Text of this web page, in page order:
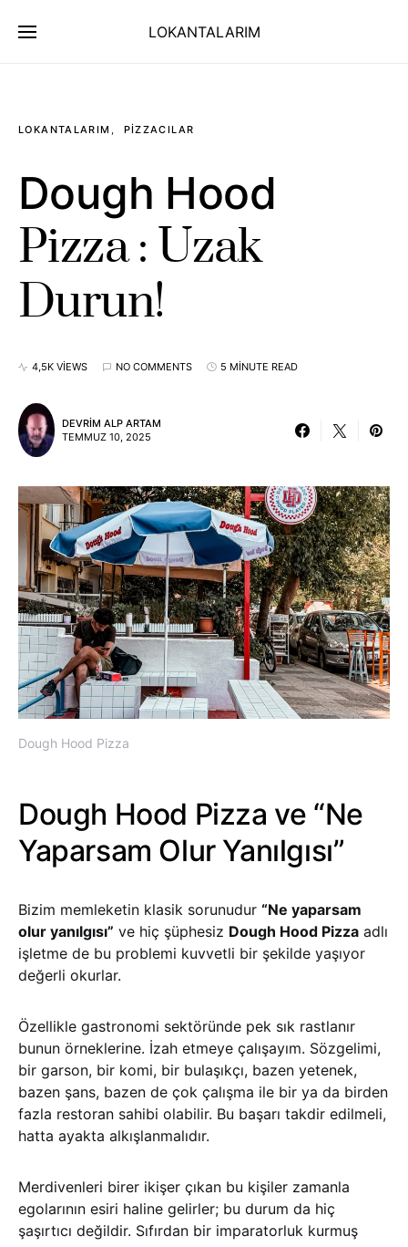
LOKANTALARIM
Dough Hood Pizza
LOKANTALARIM PIZZACILAR
Dough Hood
Pizza : Uzak
Durun!
4,5K VIEWS NO COMMENTS 5 MINUTE READ
DEVRIM ALP ARTAM
TEMMUZ 10, 2025
Dough Hood Pizza ve “Ne
Yaparsam Olur Yanılgısı”
Bizim memleketin klasik sorunudur “Ne yaparsam
olur yanılgısı” ve hiç şüphesiz Dough Hood Pizza adlı
işletme de bu problemi kuvvetli bir şekilde yaşıyor
değerli okurlar.
Özellikle gastronomi sektöründe pek sık rastlanır
bunun örneklerine. İzah etmeye çalışayım. Sözgelimi,
bir garson, bir komi, bir bulaşıkçı, bazen yetenek,
bazen şans, bazen de çok çalışma ile bir ya da birden
fazla restoran sahibi olabilir. Bu başarı takdir edilmeli,
hatta ayakta alkışlanmalıdır.
Merdivenleri birer ikişer çıkan bu kişiler zamanla
egolarının esiri haline gelirler; bu durum da hiç
şaşırtıcı değildir. Sıfırdan bir imparatorluk kurmuş